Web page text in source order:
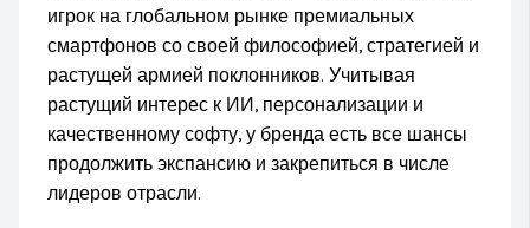
игрок на глобальном рынке премиальных
смартфонов со своей философией, стратегией и
растущей армией поклонников. Учитывая
растущий интерес к ИИ, персонализации и
качественному софту, у бренда есть все шансы
продолжить экспансию и закрепиться в числе
лидеров отрасли.